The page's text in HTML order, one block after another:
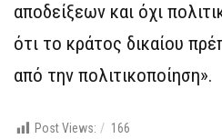
αποδείξεων και όχι
ότι το κράτος δικαίου
από την πολιτικοποίηση».
Post Views: 166